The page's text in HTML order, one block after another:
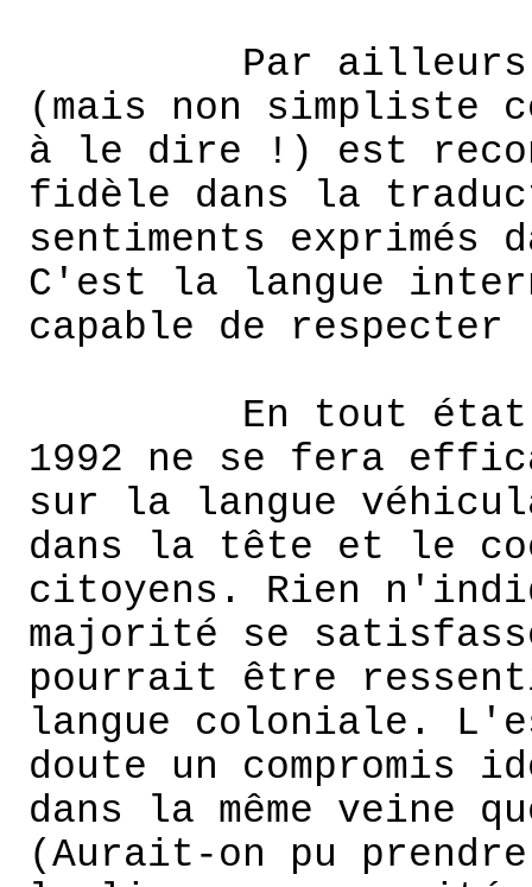
Par ailleurs
(mais non simpliste
à le dire !) est
fidèle dans la
sentiments
C'est la langue
capable de
En tout
1992 ne se fera
sur la langue
dans la tête et le
citoyens. Rien
majorité se
pourrait être ressenti
langue coloniale.
doute un compromis
dans la même veine
(Aurait-on pu